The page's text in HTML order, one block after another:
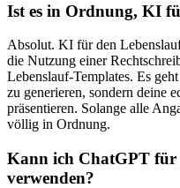
Ist es in Ordnung, KI
Absolut. KI für den
die Nutzung einer
Lebenslauf-Templates. Es
zu generieren, sondern deine
präsentieren. Solange alle
völlig in Ordnung.
Kann ich ChatGPT für
verwenden?